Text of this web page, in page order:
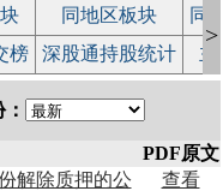
同地区板块
同
榜 深股通持股统计 主
>
PDF原文
解除质押的公
查看